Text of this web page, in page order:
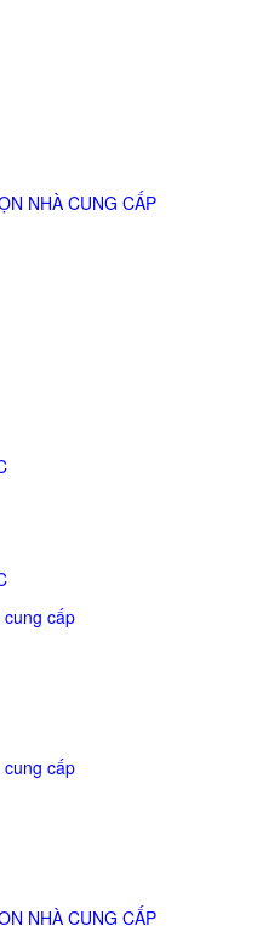
NHÀ CUNG CẤP
cấp
cấp
NHÀ CUNG CẤP